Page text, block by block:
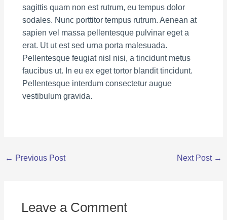
sagittis quam non est rutrum, eu tempus dolor
sodales. Nunc porttitor tempus rutrum. Aenean at
sapien vel massa pellentesque pulvinar eget a
erat. Ut ut est sed urna porta malesuada.
Pellentesque feugiat nisl nisi, a tincidunt metus
faucibus ut. In eu ex eget tortor blandit tincidunt.
Pellentesque interdum consectetur augue
vestibulum gravida.
← Previous Post Next Post →
Leave a Comment